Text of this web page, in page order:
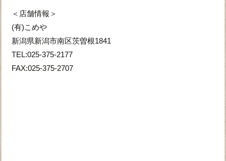
＜店舗情報＞
(有)こめや
新潟県新潟市南区茨曽根1841
TEL:025-375-2177
FAX:025-375-2707